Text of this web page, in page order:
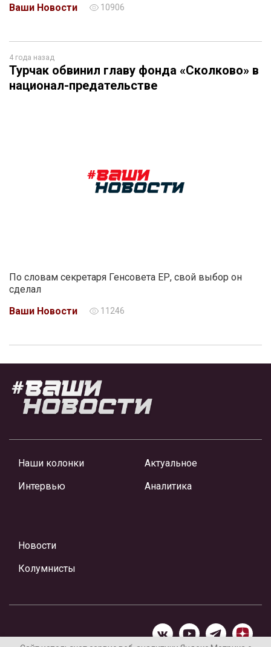
Ваши Новости
10906
4 года назад
Турчак обвинил главу фонда «Сколково» в
национал-предательстве
По словам секретаря Генсовета ЕР, свой выбор он
сделал
Ваши Новости
11246
Наши колонки
Интервью
Актуальное
Аналитика
Новости
Колумнисты